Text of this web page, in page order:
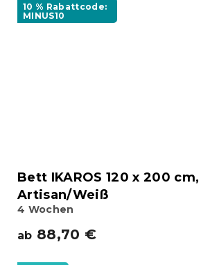
10 % Rabattcode:
MINUS10
Bett IKAROS 120 x 200
Artisan/Weiß
4 Wochen
ab 88,70 €